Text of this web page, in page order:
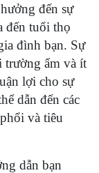
đến sự
đến tuổi thọ
đình bạn. Sự
trường ẩm và ít
lợi cho sự
dẫn đến các
và tiêu
dẫn bạn